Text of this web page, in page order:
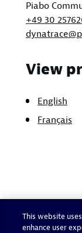
Piabo
+49 30
View
English
Français
This website
enhance user